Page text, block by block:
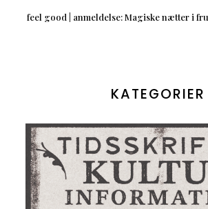
feel good | anmeldelse: Magiske nætter i
KATEGORIER